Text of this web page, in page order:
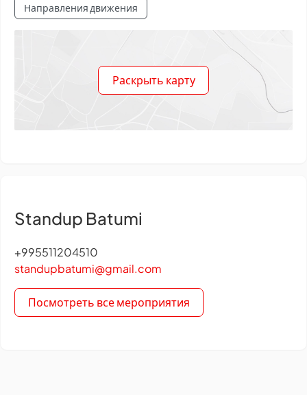
Направления движения
Раскрыть карту
Standup Batumi
+995511204510
standupbatumi@gmail.com
Посмотреть все мероприятия